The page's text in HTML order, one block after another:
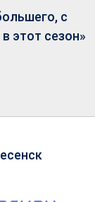
с
этот сезон»